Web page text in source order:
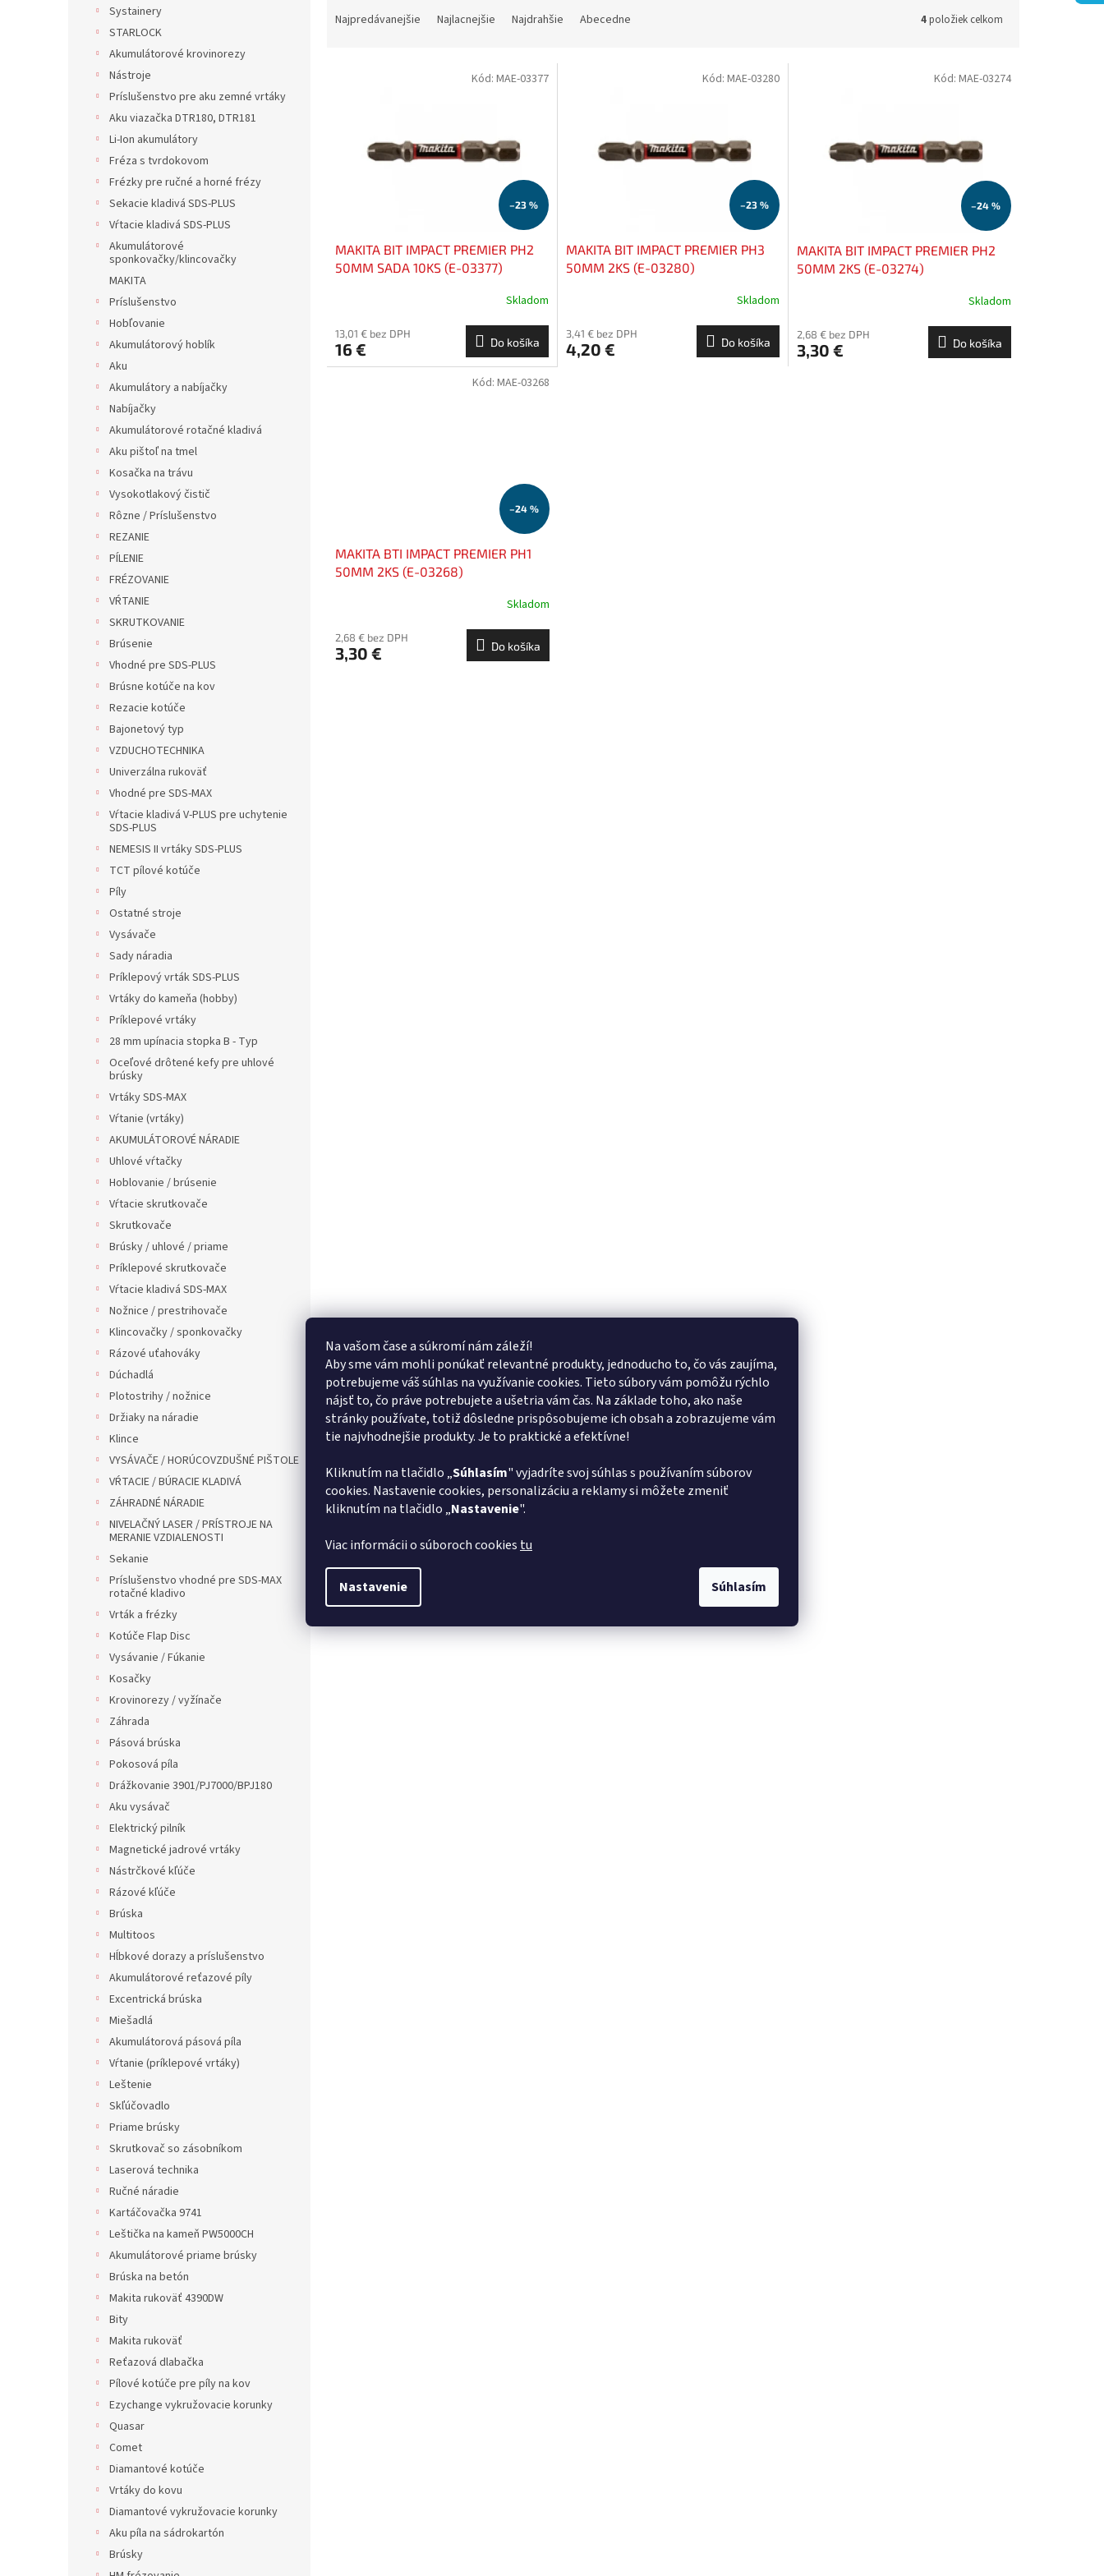
Na vašom čase a súkromí nám záleží!
Aby sme vám mohli ponúkať relevantné produkty, jednoducho to, čo vás zaujíma,
potrebujeme váš súhlas na využívanie cookies. Tieto súbory vám pomôžu rýchlo
nájsť to, čo práve potrebujete a ušetria vám čas. Na základe toho, ako naše
stránky používate, totiž dôsledne prispôsobujeme ich obsah a zobrazujeme vám
tie najvhodnejšie produkty. Je to praktické a efektívne!
Kliknutím na tlačidlo „Súhlasím" vyjadríte svoj súhlas s používaním súborov
cookies. Nastavenie cookies, personalizáciu a reklamy si môžete zmeniť
kliknutím na tlačidlo „Nastavenie".
Viac informácii o súboroch cookies tu
Nastavenie Súhlasím
Systainery
STARLOCK
Akumulátorové krovinorezy
Nástroje
Príslušenstvo pre aku zemné vrtáky
Aku viazačka DTR180, DTR181
Li-Ion akumulátory
Fréza s tvrdokovom
Frézky pre ručné a horné frézy
Sekacie kladivá SDS-PLUS
Vŕtacie kladivá SDS-PLUS
Akumulátorové
sponkovačky/klincovačky
MAKITA
Príslušenstvo
Hobľovanie
Akumulátorový hoblík
Aku
Akumulátory a nabíjačky
Nabíjačky
Akumulátorové rotačné kladivá
Aku pištoľ na tmel
Kosačka na trávu
Vysokotlakový čistič
Rôzne / Príslušenstvo
REZANIE
PÍLENIE
FRÉZOVANIE
VŔTANIE
SKRUTKOVANIE
Brúsenie
Vhodné pre SDS-PLUS
Brúsne kotúče na kov
Rezacie kotúče
Bajonetový typ
VZDUCHOTECHNIKA
Univerzálna rukoväť
Vhodné pre SDS-MAX
Vŕtacie kladivá V-PLUS pre uchytenie
SDS-PLUS
NEMESIS II vrtáky SDS-PLUS
TCT pílové kotúče
Píly
Ostatné stroje
Vysávače
Sady náradia
Príklepový vrták SDS-PLUS
Vrtáky do kameňa (hobby)
Príklepové vrtáky
28 mm upínacia stopka B - Typ
Oceľové drôtené kefy pre uhlové
brúsky
Vrtáky SDS-MAX
Vŕtanie (vrtáky)
AKUMULÁTOROVÉ NÁRADIE
Uhlové vŕtačky
Hoblovanie / brúsenie
Vŕtacie skrutkovače
Skrutkovače
Brúsky / uhlové / priame
Príklepové skrutkovače
Vŕtacie kladivá SDS-MAX
Nožnice / prestrihovače
Klincovačky / sponkovačky
Rázové uťahováky
Dúchadlá
Plotostrihy / nožnice
Držiaky na náradie
Klince
VYSÁVAČE / HORÚCOVZDUŠNÉ PIŠTOLE
VŔTACIE / BÚRACIE KLADIVÁ
ZÁHRADNÉ NÁRADIE
NIVELAČNÝ LASER / PRÍSTROJE NA
MERANIE VZDIALENOSTI
Sekanie
Príslušenstvo vhodné pre SDS-MAX
rotačné kladivo
Vrták a frézky
Kotúče Flap Disc
Vysávanie / Fúkanie
Kosačky
Krovinorezy / vyžínače
Záhrada
Pásová brúska
Pokosová píla
Drážkovanie 3901/PJ7000/BPJ180
Aku vysávač
Elektrický pilník
Magnetické jadrové vrtáky
Nástrčkové kľúče
Rázové kľúče
Brúska
Multitoos
Hĺbkové dorazy a príslušenstvo
Akumulátorové reťazové píly
Excentrická brúska
Miešadlá
Akumulátorová pásová píla
Vŕtanie (príklepové vrtáky)
Leštenie
Skľúčovadlo
Priame brúsky
Skrutkovač so zásobníkom
Laserová technika
Ručné náradie
Kartáčovačka 9741
Leštička na kameň PW5000CH
Akumulátorové priame brúsky
Brúska na betón
Makita rukoväť 4390DW
Bity
Makita rukoväť
Reťazová dlabačka
Pílové kotúče pre píly na kov
Ezychange vykružovacie korunky
Quasar
Comet
Diamantové kotúče
Vrtáky do kovu
Diamantové vykružovacie korunky
Aku píla na sádrokartón
Brúsky
Najpredávanejšie Najlacnejšie Najdrahšie Abecedne 4položiek celkom
–23 %
MAKITA BIT IMPACT PREMIER PH2
50MM SADA 10KS (E-03377)
Skladom
13,01 € bez DPH
16 € Do košíka
Kód: MAE-03377
–23 %
MAKITA BIT IMPACT PREMIER PH3
50MM 2KS (E-03280)
Skladom
3,41 € bez DPH
4,20 € Do košíka
Kód: MAE-03280
–24 %
MAKITA BIT IMPACT PREMIER PH2
50MM 2KS (E-03274)
Skladom
2,68 € bez DPH
3,30 € Do košíka
Kód: MAE-03274
–24 %
MAKITA BTI IMPACT PREMIER PH1
50MM 2KS (E-03268)
Skladom
2,68 € bez DPH
3,30 € Do košíka
Kód: MAE-03268